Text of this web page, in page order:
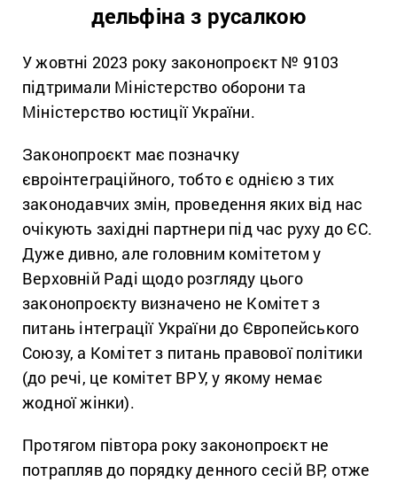
дельфіна з русалкою
У жовтні 2023 року законопроєкт № 9103
підтримали Міністерство оборони та
Міністерство юстиції України.
Законопроєкт має позначку
євроінтеграційного, тобто є однією з тих
законодавчих змін, проведення яких від нас
очікують західні партнери під час руху до ЄС.
Дуже дивно, але головним комітетом у
Верховній Раді щодо розгляду цього
законопроєкту визначено не Комітет з
питань інтеграції України до Європейського
Союзу, а Комітет з питань правової політики
(до речі, це комітет ВРУ, у якому немає
жодної жінки).
Протягом півтора року законопроєкт не
потрапляв до порядку денного сесій ВР, отже